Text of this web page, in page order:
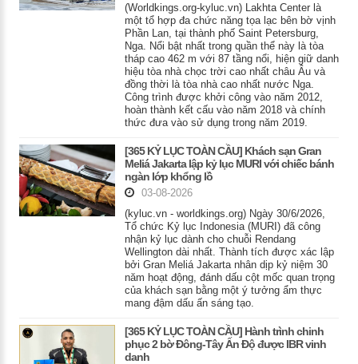
(Worldkings.org-kyluc.vn) Lakhta Center là
một tổ hợp đa chức năng tọa lạc bên bờ vịnh
Phần Lan, tại thành phố Saint Petersburg,
Nga. Nổi bật nhất trong quần thể này là tòa
tháp cao 462 m với 87 tầng nổi, hiện giữ danh
hiệu tòa nhà chọc trời cao nhất châu Âu và
đồng thời là tòa nhà cao nhất nước Nga.
Công trình được khởi công vào năm 2012,
hoàn thành kết cấu vào năm 2018 và chính
thức đưa vào sử dụng trong năm 2019.
[365 KỶ LỤC TOÀN CẦU] Khách sạn Gran
Meliá Jakarta lập kỷ lục MURI với chiếc bánh
ngàn lớp khổng lồ
03-08-2026
(kyluc.vn - worldkings.org) Ngày 30/6/2026,
Tổ chức Kỷ lục Indonesia (MURI) đã công
nhận kỷ lục dành cho chuỗi Rendang
Wellington dài nhất. Thành tích được xác lập
bởi Gran Meliá Jakarta nhân dịp kỷ niệm 30
năm hoạt động, đánh dấu cột mốc quan trọng
của khách sạn bằng một ý tưởng ẩm thực
mang đậm dấu ấn sáng tạo.
[365 KỶ LỤC TOÀN CẦU] Hành trình chinh
phục 2 bờ Đông-Tây Ấn Độ được IBR vinh
danh